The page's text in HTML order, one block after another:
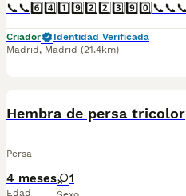
Criador
Identidad Verificada
Madrid , Madrid (21.4km)
Hembra de persa tricolor
Persa
4 meses
Edad
1